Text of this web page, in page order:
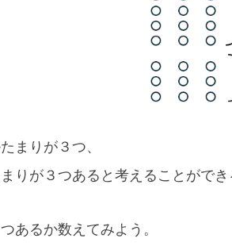
まりが３つ、
りが３つあると考えることができ
あるか数えてみよう。